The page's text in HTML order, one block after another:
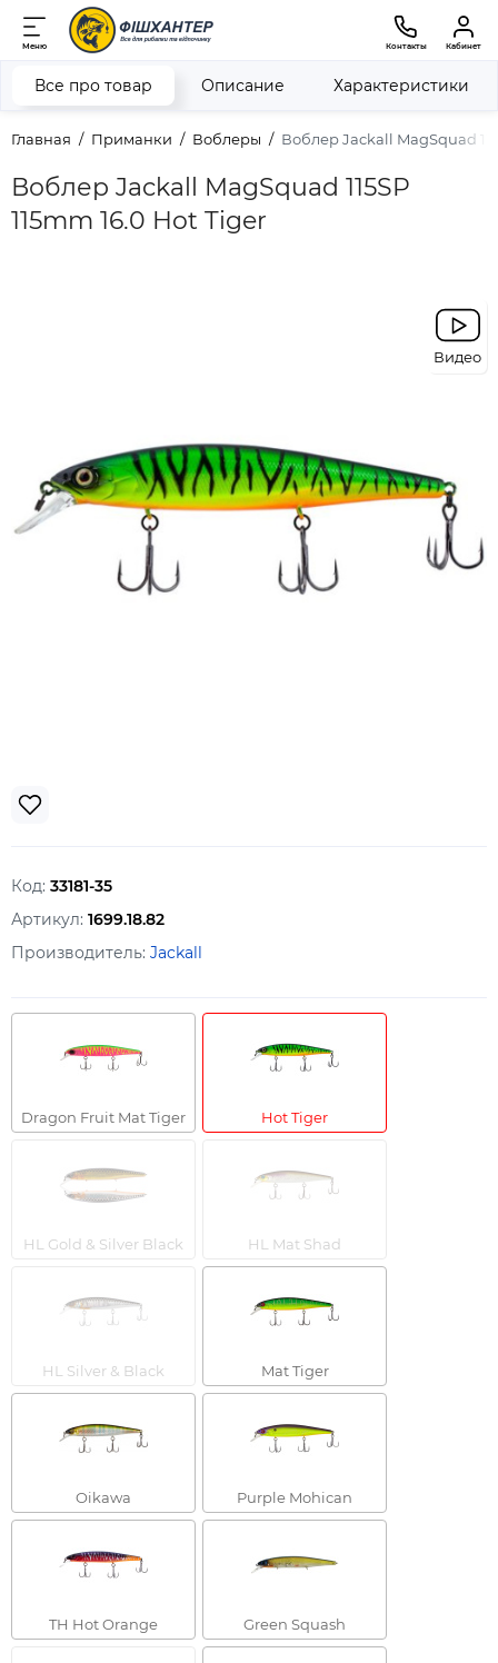
Меню Контакты Кабинет
Главная Приманки Воблеры Воблер Jackall MagSquad
Воблер Jackall MagSquad 115SP
115mm 16.0 Hot Tiger
Все про товар Описание Характеристики
Видео
Код: 33181-35
Артикул: 1699.18.82
Производитель: Jackall
Dragon Fruit Mat Tiger Hot Tiger
HL Gold & Silver Black HL Mat Shad
HL Silver & Black Mat Tiger
Oikawa Purple Mohican
TH Hot Orange Green Squash